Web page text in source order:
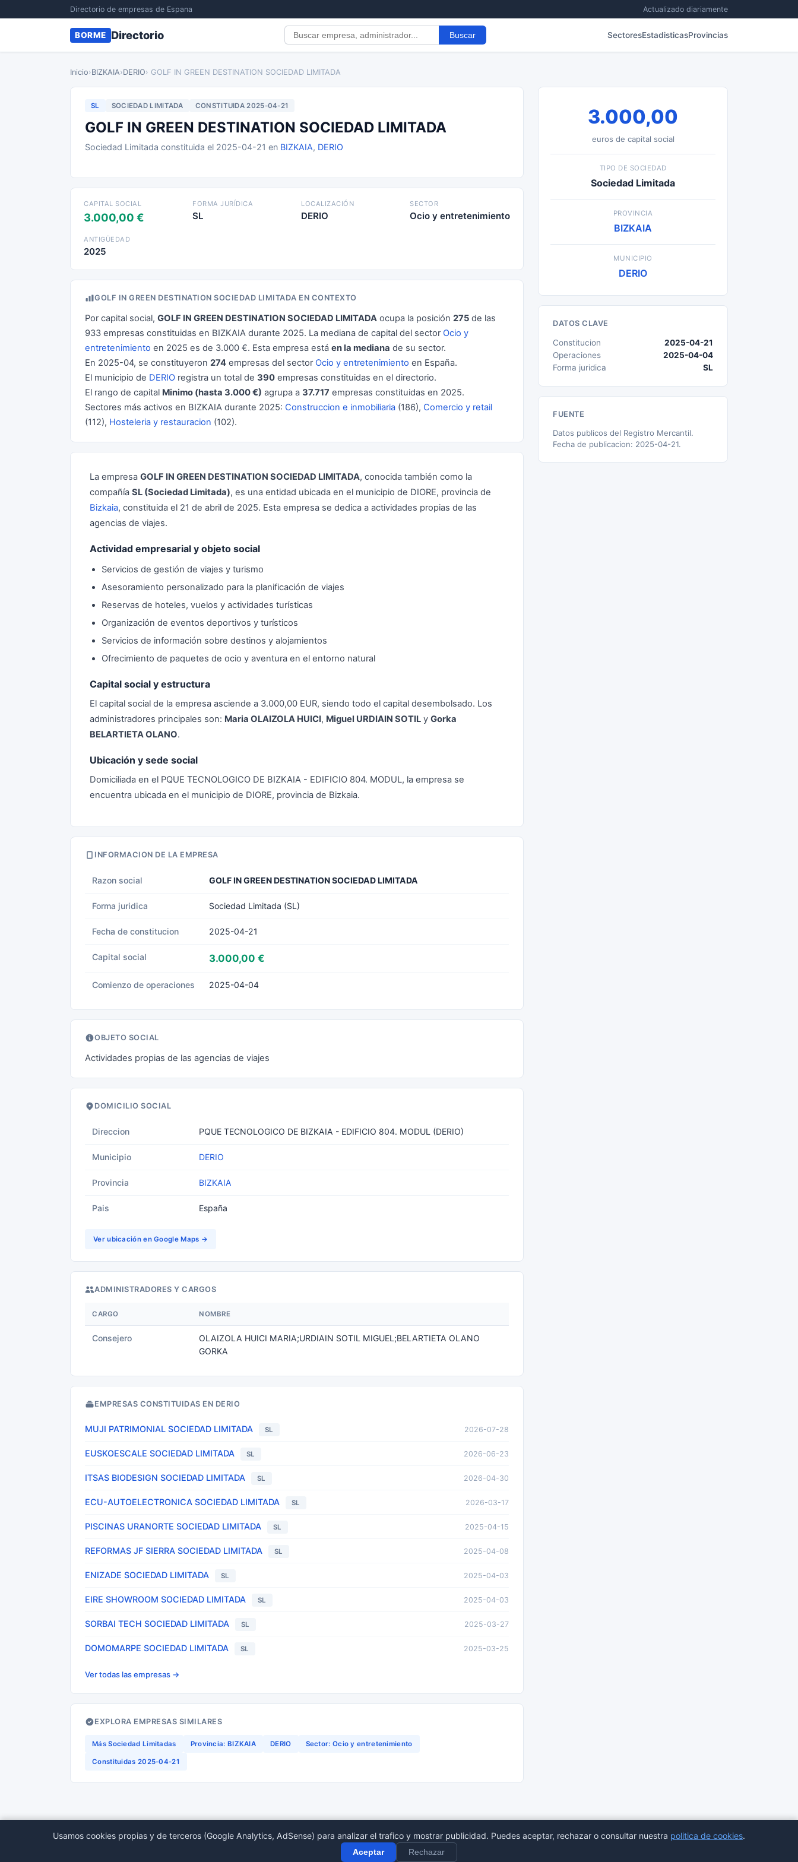
Directorio de empresas de Espana Actualizado diariamente
BORME Directorio Buscar SectoresEstadisticasProvincias
Inicio›BIZKAIA›DERIO› GOLF IN GREEN DESTINATION SOCIEDAD LIMITADA
SL SOCIEDAD LIMITADA CONSTITUIDA 2025-04-21
GOLF IN GREEN DESTINATION SOCIEDAD LIMITADA
Sociedad Limitada constituida el 2025-04-21 en BIZKAIA, DERIO
CAPITAL SOCIAL
3.000,00 €
FORMA JURÍDICA
SL
LOCALIZACIÓN
DERIO
SECTOR
Ocio y entretenimiento
ANTIGÜEDAD
2025
GOLF IN GREEN DESTINATION SOCIEDAD LIMITADA EN CONTEXTO
Por capital social, GOLF IN GREEN DESTINATION SOCIEDAD LIMITADA ocupa la posición 275 de las
933 empresas constituidas en BIZKAIA durante 2025. La mediana de capital del sector Ocio y
entretenimiento en 2025 es de 3.000 €. Esta empresa está en la mediana de su sector.
En 2025-04, se constituyeron 274 empresas del sector Ocio y entretenimiento en España.
El municipio de DERIO registra un total de 390 empresas constituidas en el directorio.
El rango de capital Minimo (hasta 3.000 €) agrupa a 37.717 empresas constituidas en 2025.
Sectores más activos en BIZKAIA durante 2025: Construccion e inmobiliaria (186), Comercio y retail
(112), Hosteleria y restauracion (102).
La empresa GOLF IN GREEN DESTINATION SOCIEDAD LIMITADA, conocida también como la
compañía SL (Sociedad Limitada), es una entidad ubicada en el municipio de DIORE, provincia de
Bizkaia, constituida el 21 de abril de 2025. Esta empresa se dedica a actividades propias de las
agencias de viajes.
Actividad empresarial y objeto social
Servicios de gestión de viajes y turismo
Asesoramiento personalizado para la planificación de viajes
Reservas de hoteles, vuelos y actividades turísticas
Organización de eventos deportivos y turísticos
Servicios de información sobre destinos y alojamientos
Ofrecimiento de paquetes de ocio y aventura en el entorno natural
Capital social y estructura
El capital social de la empresa asciende a 3.000,00 EUR, siendo todo el capital desembolsado. Los
administradores principales son: Maria OLAIZOLA HUICI, Miguel URDIAIN SOTIL y Gorka
BELARTIETA OLANO.
Ubicación y sede social
Domiciliada en el PQUE TECNOLOGICO DE BIZKAIA - EDIFICIO 804. MODUL, la empresa se
encuentra ubicada en el municipio de DIORE, provincia de Bizkaia.
INFORMACION DE LA EMPRESA
Razon social GOLF IN GREEN DESTINATION SOCIEDAD LIMITADA
Forma juridica Sociedad Limitada (SL)
Fecha de constitucion 2025-04-21
Capital social 3.000,00 €
Comienzo de operaciones 2025-04-04
OBJETO SOCIAL
Actividades propias de las agencias de viajes
DOMICILIO SOCIAL
Direccion PQUE TECNOLOGICO DE BIZKAIA - EDIFICIO 804. MODUL (DERIO)
Municipio DERIO
Provincia BIZKAIA
Pais España
Ver ubicación en Google Maps →
ADMINISTRADORES Y CARGOS
CARGO NOMBRE
Consejero
OLAIZOLA HUICI MARIA;URDIAIN SOTIL MIGUEL;BELARTIETA OLANO
GORKA
EMPRESAS CONSTITUIDAS EN DERIO
MUJI PATRIMONIAL SOCIEDAD LIMITADA SL 2026-07-28
EUSKOESCALE SOCIEDAD LIMITADA SL 2026-06-23
ITSAS BIODESIGN SOCIEDAD LIMITADA SL 2026-04-30
ECU-AUTOELECTRONICA SOCIEDAD LIMITADA SL 2026-03-17
PISCINAS URANORTE SOCIEDAD LIMITADA SL 2025-04-15
REFORMAS JF SIERRA SOCIEDAD LIMITADA SL 2025-04-08
ENIZADE SOCIEDAD LIMITADA SL 2025-04-03
EIRE SHOWROOM SOCIEDAD LIMITADA SL 2025-04-03
SORBAI TECH SOCIEDAD LIMITADA SL 2025-03-27
DOMOMARPE SOCIEDAD LIMITADA SL 2025-03-25
Ver todas las empresas →
EXPLORA EMPRESAS SIMILARES
Más Sociedad Limitadas Provincia: BIZKAIA DERIO Sector: Ocio y entretenimiento
Constituidas 2025-04-21
3.000,00
euros de capital social
TIPO DE SOCIEDAD
Sociedad Limitada
PROVINCIA
BIZKAIA
MUNICIPIO
DERIO
DATOS CLAVE
Constitucion
2025-04-21
Operaciones
2025-04-04
Forma juridica
SL
FUENTE
Datos publicos del Registro Mercantil.
Fecha de publicacion: 2025-04-21.
Usamos cookies propias y de terceros (Google Analytics, AdSense) para analizar el trafico y mostrar publicidad. Puedes aceptar, rechazar o consultar nuestra politica de cookies.
Aceptar Rechazar